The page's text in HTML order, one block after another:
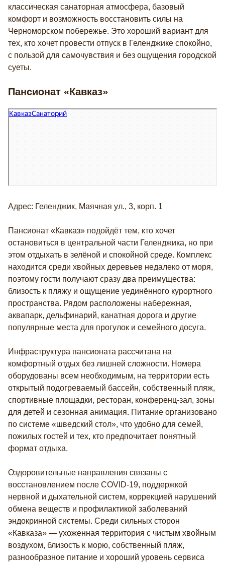
Закрыть
Поиск
классическая санаторная атмосфера, базовый
комфорт и возможность восстановить силы на
Черноморском побережье. Это хороший вариант для
тех, кто хочет провести отпуск в Геленджике спокойно,
с пользой для самочувствия и без ощущения городской
суеты.
Пансионат «Кавказ»
Кавказ
Санаторий в Геленджике
Адрес: Геленджик, Маячная ул., 3, корп. 1
Пансионат «Кавказ» подойдёт тем, кто хочет
остановиться в центральной части Геленджика, но при
этом отдыхать в зелёной и спокойной среде. Комплекс
находится среди хвойных деревьев недалеко от моря,
поэтому гости получают сразу два преимущества:
близость к пляжу и ощущение уединённого курортного
пространства. Рядом расположены набережная,
аквапарк, дельфинарий, канатная дорога и другие
популярные места для прогулок и семейного досуга.
Инфраструктура пансионата рассчитана на
комфортный отдых без лишней сложности. Номера
оборудованы всем необходимым, на территории есть
открытый подогреваемый бассейн, собственный пляж,
спортивные площадки, ресторан, конференц-зал, зоны
для детей и сезонная анимация. Питание организовано
по системе «шведский стол», что удобно для семей,
пожилых гостей и тех, кто предпочитает понятный
формат отдыха.
Оздоровительные направления связаны с
восстановлением после COVID-19, поддержкой
нервной и дыхательной систем, коррекцией нарушений
обмена веществ и профилактикой заболеваний
эндокринной системы. Среди сильных сторон
«Кавказа» — ухоженная территория с чистым хвойным
воздухом, близость к морю, собственный пляж,
разнообразное питание и хороший уровень сервиса